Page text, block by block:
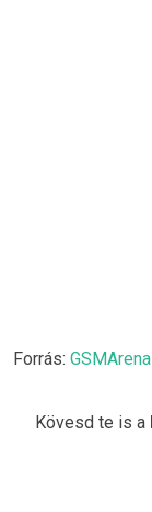
Forrás: GSMArena
Kövesd te is a